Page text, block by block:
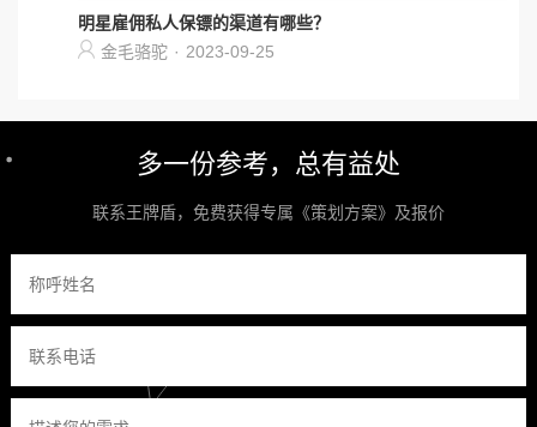
明星雇佣私人保镖的渠道有哪些？
金毛骆驼 · 2023-09-25
多一份参考，总有益处
联系王牌盾，免费获得专属《策划方案》及报价